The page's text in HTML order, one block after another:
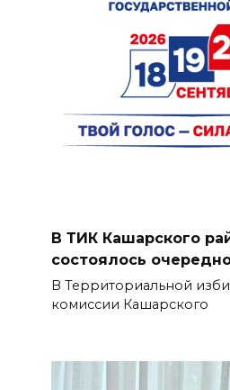
В ТИК Кашарского
состоялось
В Территориальной
комиссии Кашарского